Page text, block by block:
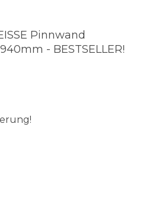
Pinnwand
- BESTSELLER!